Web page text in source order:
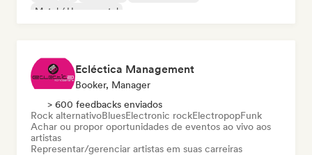
Metal / Heavy metal
Ecléctica Management
Booker, Manager
> 600 feedbacks enviados
Rock alternativoBluesElectronic rockElectropopFunk
Achar ou propor oportunidades de eventos ao vivo aos
artistas
Representar/gerenciar artistas em suas carreiras